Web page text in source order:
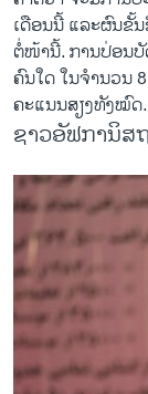
ເດືອນນີ້ ແລະຜົນ​ຂັ້
ຕໍ່ໜ້ານີ້. ການປ່ອນ
ຄົນໃດ ໃນຈຳນວນ
ຄະແນນສຽງທັງໝົດ.
ຊາວອັຟການິສ